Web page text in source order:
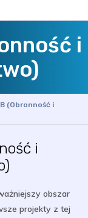
i
(Obronność i
i
obszar
projekty z tej